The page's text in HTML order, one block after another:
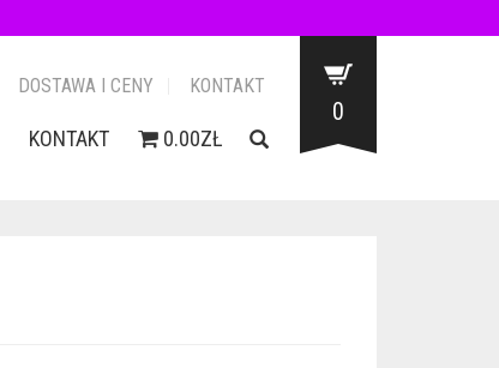
DOSTAWA I CENY KONTAKT
KONTAKT 0.00ZŁ
0